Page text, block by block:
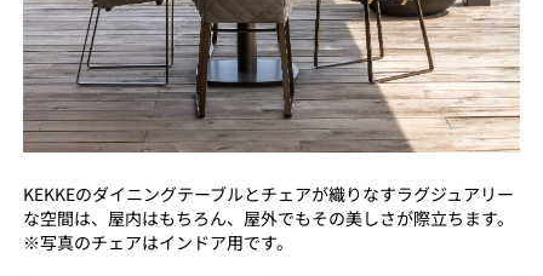
KEKKEのダイニングテーブルとチェアが織りなすラグジュアリー
な空間は、屋内はもちろん、屋外でもその美しさが際立ちます。
※写真のチェアはインドア用です。